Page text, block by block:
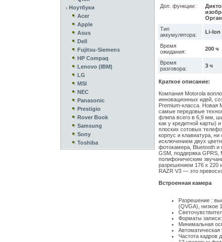
Ноутбуки
Acer
Apple
Asus
Dell
Fujitsu-Siemens
HP Compaq
Lenovo (IBM)
LG
MSI
NEC
Panasonic
Prestigio
Rover Book
Samsung
Sony
Toshiba
Доп. функции:
Тип
аккумулятора:
Li-Ion
Время
ожидания:
200 ч
Время
разговора:
3 ч
Краткое описание:
Компания Motorola
инновационных идей,
Premium-класса. Новая
самые передовые
флипа всего в 6,9 мм,
как у кредитной карты)
плоских сотовых
корпус и клавиатура,
исключением двух
фотокамера, Bluetooth и
GSM, поддержка GPRS,
полифоническим
разрешением 176 х 220
RAZR V3 — это
Встроенная камера
Разрешение :
(QVGA), низкое
Форматы
Минимальная
Автоматическая
Частота кадров